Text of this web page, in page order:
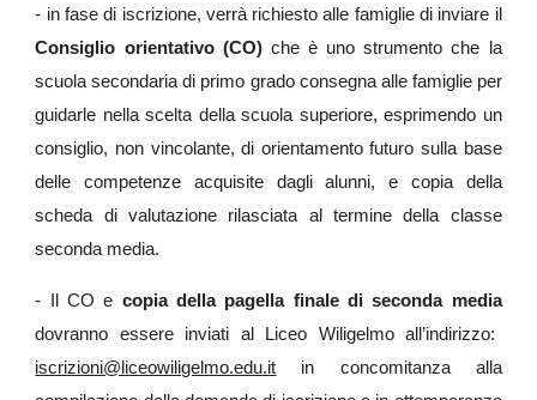
- in fase di iscrizione, verrà richiesto alle famiglie di inviare il
Consiglio orientativo (CO) che è uno strumento che la
scuola secondaria di primo grado consegna alle famiglie per
guidarle nella scelta della scuola superiore, esprimendo un
consiglio, non vincolante, di orientamento futuro sulla base
delle competenze acquisite dagli alunni, e copia della
scheda di valutazione rilasciata al termine della classe
seconda media.
- Il CO e copia della pagella finale di seconda media
dovranno essere inviati al Liceo Wiligelmo all’indirizzo:
iscrizioni@liceowiligelmo.edu.it in concomitanza alla